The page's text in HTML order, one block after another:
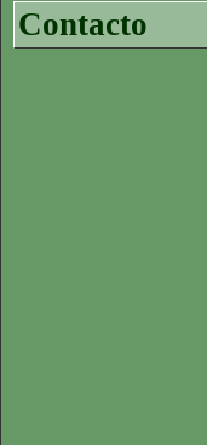
Contacto